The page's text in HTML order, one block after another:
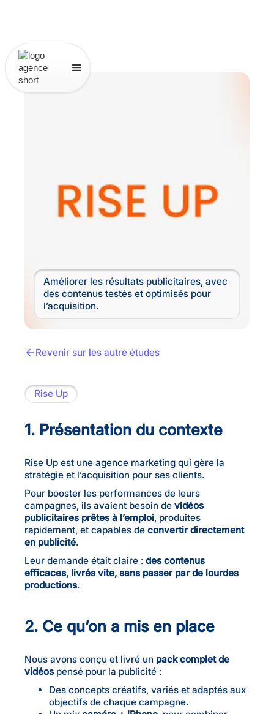
Améliorer les résultats publicitaires, avec
des contenus testés et optimisés pour
l’acquisition.
Revenir sur les autre études
Rise Up
1. Présentation du contexte
Rise Up est une agence marketing qui gère la
stratégie et l’acquisition pour ses clients.
Pour booster les performances de leurs
campagnes, ils avaient besoin de vidéos
publicitaires prêtes à l’emploi, produites
rapidement, et capables de convertir directement
en publicité.
Leur demande était claire : des contenus
efficaces, livrés vite, sans passer par de lourdes
productions.
2. Ce qu’on a mis en place
Nous avons conçu et livré un pack complet de
vidéos pensé pour la publicité :
Des concepts créatifs, variés et adaptés aux
objectifs de chaque campagne.